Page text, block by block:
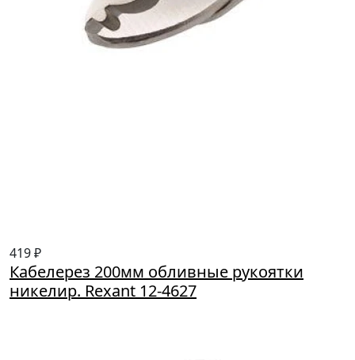
419 ₽
Кабелерез 200мм обливные рукоятки
никелир. Rexant 12-4627